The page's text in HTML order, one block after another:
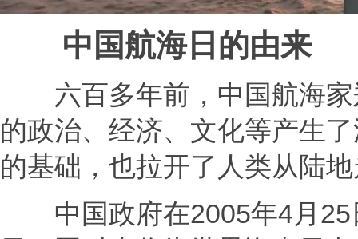
中国航海日的由来
六百多年前，中国航海家
的政治、经济、文化等产生
的基础，也拉开了人类从陆
中国政府在2005年4月25